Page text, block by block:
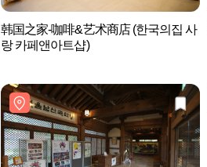
韩国之家-咖啡&艺术商店 (한국의집 사
랑 카페앤아트샵)